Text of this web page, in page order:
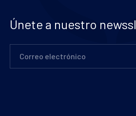
Únete a nuestro
Correo electrónico